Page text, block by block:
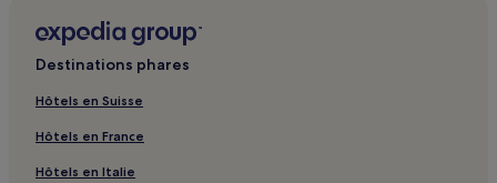
Destinations phares
Hôtels en Suisse
Hôtels en France
Hôtels en Italie